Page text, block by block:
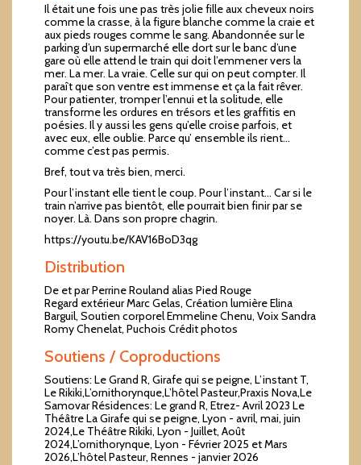
Il était une fois une pas très jolie fille aux cheveux noirs
comme la crasse, à la figure blanche comme la craie et
aux pieds rouges comme le sang. Abandonnée sur le
parking d’un supermarché elle dort sur le banc d’une
gare où elle attend le train qui doit l’emmener vers la
mer. La mer. La vraie. Celle sur qui on peut compter. Il
paraît que son ventre est immense et ça la fait rêver.
Pour patienter, tromper l’ennui et la solitude, elle
transforme les ordures en trésors et les graffitis en
poésies. Il y aussi les gens qu’elle croise parfois, et
avec eux, elle oublie. Parce qu’ ensemble ils rient…
comme c’est pas permis.
Bref, tout va très bien, merci.
Pour l’instant elle tient le coup. Pour l’instant… Car si le
train n’arrive pas bientôt, elle pourrait bien finir par se
noyer. Là. Dans son propre chagrin.
https://youtu.be/KAV16BoD3qg
Distribution
De et par Perrine Rouland alias Pied Rouge
Regard extérieur Marc Gelas, Création lumière Elina
Barguil, Soutien corporel Emmeline Chenu, Voix Sandra
Romy Chenelat, Puchois Crédit photos
Soutiens / Coproductions
Soutiens: Le Grand R, Girafe qui se peigne, L’instant T,
Le Rikiki,L’ornithorynque,L’hôtel Pasteur,Praxis Nova,Le
Samovar Résidences: Le grand R, Etrez- Avril 2023 Le
Théâtre La Girafe qui se peigne, Lyon - avril, mai, juin
2024,Le Théâtre Rikiki, Lyon - Juillet, Août
2024,L’ornithorynque, Lyon - Février 2025 et Mars
2026,L’hôtel Pasteur, Rennes - janvier 2026